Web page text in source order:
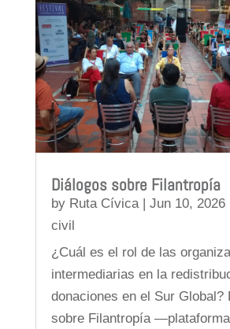
Diálogos sobre Filantropía
by Ruta Cívica| Jun 10, 2026
civil
¿Cuál es el rol de las
intermediarias en la
donaciones en el Sur Global?
sobre Filantropía